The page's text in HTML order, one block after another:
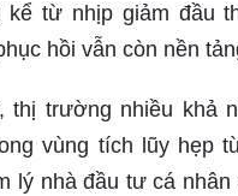
kể từ nhịp giảm đầu
hồi vẫn còn nền
thị trường nhiều khả
vùng tích lũy hẹp
lý nhà đầu tư cá